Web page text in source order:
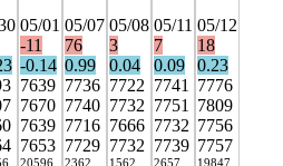
05/01
-11
-0.14
7639
7670
7639
7653
20596
05/07
76
0.99
7736
7740
7716
7729
2362
05/08
3
0.04
7722
7732
7666
7732
1562
05/11
7
0.09
7741
7751
7732
7739
2657
05/12
18
0.23
7776
7809
7756
7757
19847